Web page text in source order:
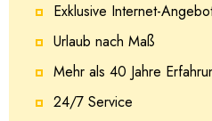
Exklusive Internet-
Urlaub nach Maß
Mehr als 40 Jahre
24/7 Service